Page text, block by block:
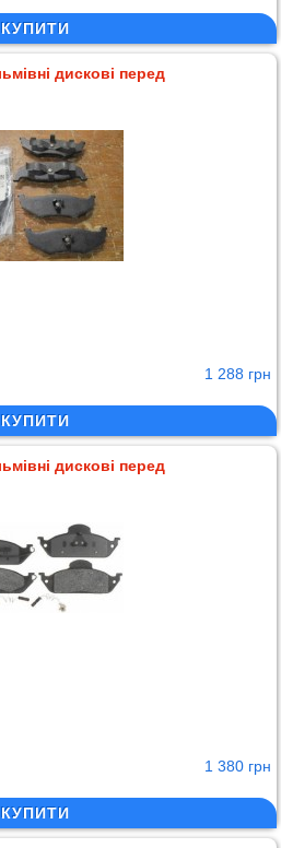
КУПИТИ
дискові перед
1 288 грн
КУПИТИ
дискові перед
1 380 грн
КУПИТИ